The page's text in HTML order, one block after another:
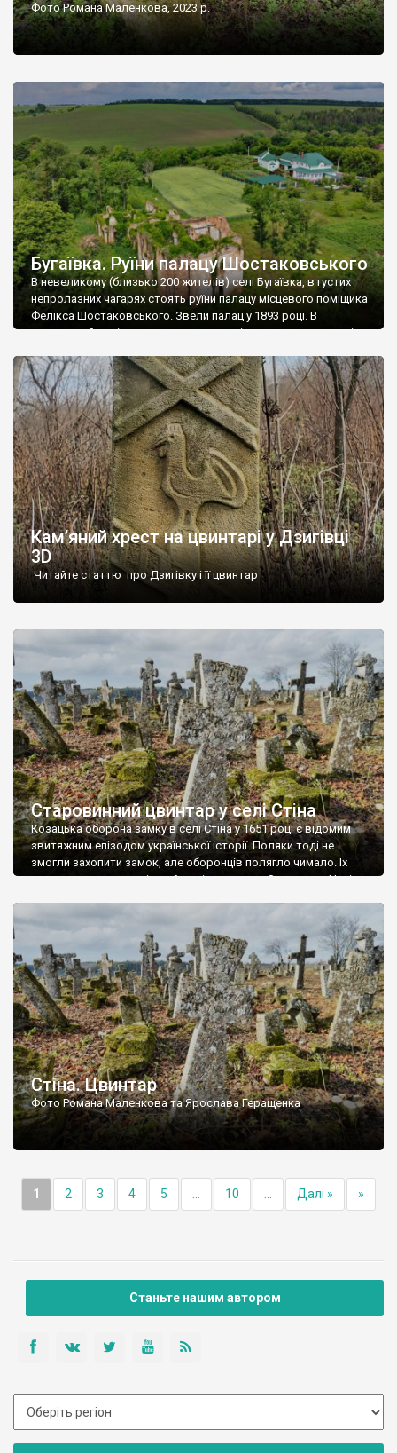
Фото Романа Маленкова, 2023 р.
Бугаївка. Руїни палацу Шостаковського
В невеликому (близько 200 жителів) селі Бугаївка, в густих
непролазних чагарях стоять руїни палацу місцевого поміщика
Фелікса Шостаковського. Звели палац у 1893 році. В
радянський період у ньому спочатку містилася школа, потім
століття тут розмістили туберкульозну лікарню. Коли із
палацу виїхала лікарня – ми точно не […]
Кам’яний хрест на цвинтарі у Дзигівці
3D
Читайте статтю про Дзигівку і її цвинтар
Старовинний цвинтар у селі Стіна
Козацька оборона замку в селі Стіна у 1651 році є відомим
звитяжним епізодом української історії. Поляки тоді не
змогли захопити замок, але оборонців полягло чимало. Їх
поховали на цвинтарі, який тоді називався Замковим. Нині на
ньому чимало хрестів 19 століття, є такі, де епітафії стер […]
Стіна. Цвинтар
Фото Романа Маленкова та Ярослава Геращенка
1 2 3 4 5 10 Далі » »
Станьте нашим автором